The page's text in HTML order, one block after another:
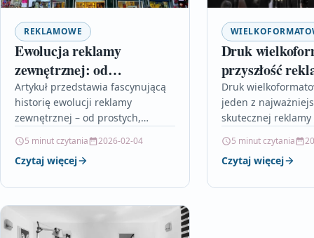
REKLAMOWE
Ewolucja reklamy
zewnętrznej: od
billboardów do digital
signage
Artykuł przedstawia fascynującą
historię ewolucji reklamy
zewnętrznej – od prostych,
starożytności po nowoczesne,
cyfrowe ekrany LED obecne w
5 minut czytania 2026-02-04
Czytaj więcej
Druk
przyszłość
zewnętrznej
Druk
jeden z
skutecznej
estetycznym i
wizualnym. Artykuł
5 minut czytania
Czytaj więcej